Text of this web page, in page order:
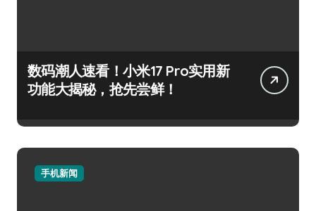
数码潮人速看！小米17 Pro实用新
功能大揭秘，抢先尝鲜！
手机新闻